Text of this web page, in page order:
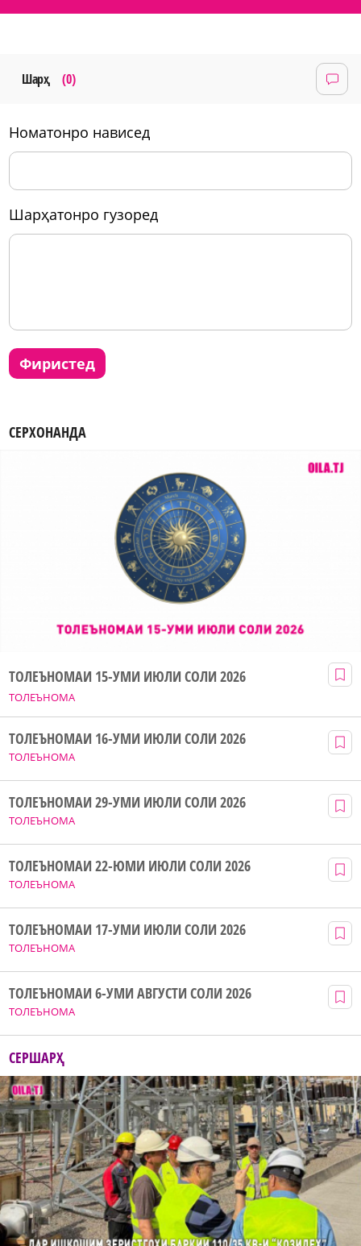
Шарҳ (0)
номатонро нависед
шарҳатонро гузоред
фиристед
СЕРХОНАНДА
ТОЛЕЪНОМА
ТОЛЕЪНОМАИ 15-УМИ ИЮЛИ СОЛИ 2026
ТОЛЕЪНОМА
ТОЛЕЪНОМАИ 16-УМИ ИЮЛИ СОЛИ 2026
ТОЛЕЪНОМА
ТОЛЕЪНОМАИ 29-УМИ ИЮЛИ СОЛИ 2026
ТОЛЕЪНОМА
ТОЛЕЪНОМАИ 22-ЮМИ ИЮЛИ СОЛИ 2026
ТОЛЕЪНОМА
ТОЛЕЪНОМАИ 17-УМИ ИЮЛИ СОЛИ 2026
ТОЛЕЪНОМА
ТОЛЕЪНОМАИ 6-УМИ АВГУСТИ СОЛИ 2026
СЕРШАРҲ